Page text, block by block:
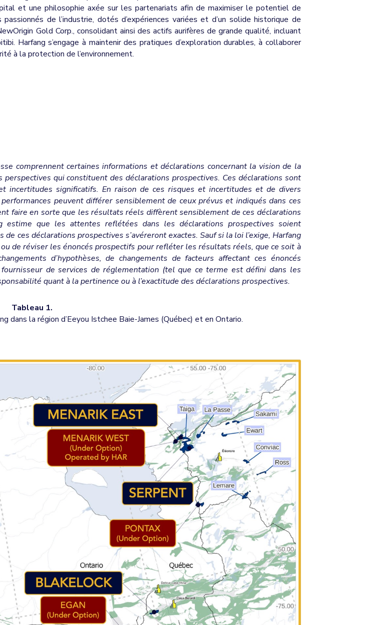
et une philosophie axée sur les partenariats afin de maximiser le potentiel de
de l’industrie, dotés d’expériences variées et d’un solide historique de
Gold Corp., consolidant ainsi des actifs aurifères de grande qualité, incluant
Harfang s’engage à maintenir des pratiques d’exploration durables, à collaborer
à la protection de l’environnement.
comprennent certaines informations et déclarations concernant la vision de la
qui constituent des déclarations prospectives. Ces déclarations sont
incertitudes significatifs. En raison de ces risques et incertitudes et de divers
peuvent différer sensiblement de ceux prévus et indiqués dans ces
faire en sorte que les résultats réels diffèrent sensiblement de ces déclarations
que les attentes reflétées dans les déclarations prospectives soient
ces déclarations prospectives s’avéreront exactes. Sauf si la loi l’exige, Harfang
de réviser les énoncés prospectifs pour refléter les résultats réels, que ce soit à
d’hypothèses, de changements de facteurs affectant ces énoncés
de services de réglementation (tel que ce terme est défini dans les
quant à la pertinence ou à l’exactitude des déclarations prospectives.
Tableau 1.
dans la région d’Eeyou Istchee Baie-James (Québec) et en Ontario.